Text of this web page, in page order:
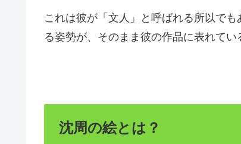
これは彼が「文人」と呼ばれる所以で
る姿勢が、そのまま彼の作品に表れてい
沈周の絵とは？